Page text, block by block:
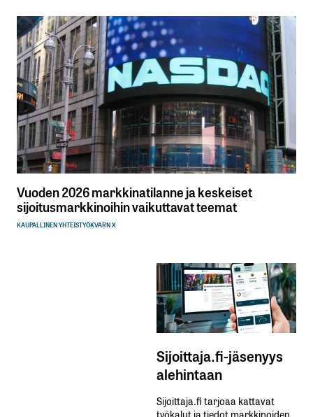
Vuoden 2026 markkinatilanne ja keskeiset
sijoitusmarkkinoihin vaikuttavat teemat
KAUPALLINEN YHTEISTYÖKVARN X
Sijoittaja.fi-jäsenyys
alehintaan
Sijoittaja.fi tarjoaa kattavat
työkalut ja tiedot markkinoiden